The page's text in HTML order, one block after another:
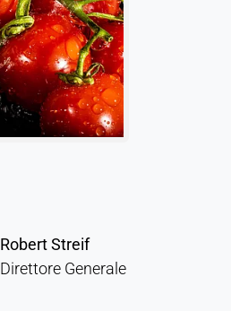
Robert Streif
Direttore Generale